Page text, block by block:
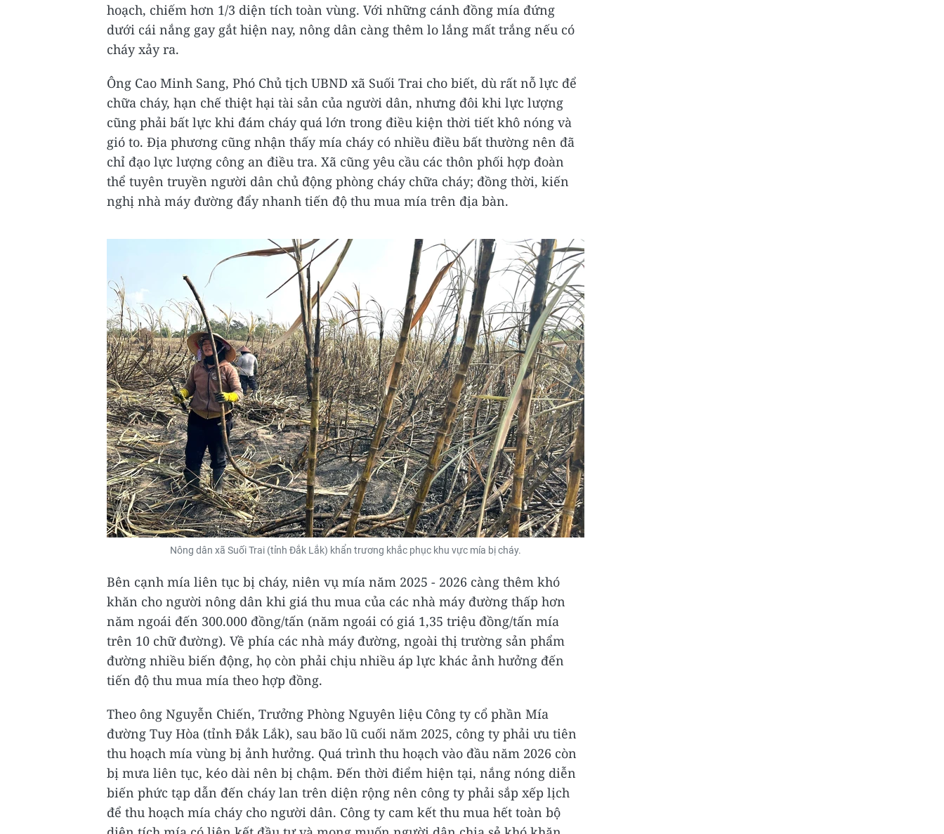
hoạch, chiếm hơn 1/3 diện tích toàn vùng. Với những cánh đồng mía đứng
dưới cái nắng gay gắt hiện nay, nông dân càng thêm lo lắng mất trắng nếu có
cháy xảy ra.
Ông Cao Minh Sang, Phó Chủ tịch UBND xã Suối Trai cho biết, dù rất nỗ lực để
chữa cháy, hạn chế thiệt hại tài sản của người dân, nhưng đôi khi lực lượng
cũng phải bất lực khi đám cháy quá lớn trong điều kiện thời tiết khô nóng và
gió to. Địa phương cũng nhận thấy mía cháy có nhiều điều bất thường nên đã
chỉ đạo lực lượng công an điều tra. Xã cũng yêu cầu các thôn phối hợp đoàn
thể tuyên truyền người dân chủ động phòng cháy chữa cháy; đồng thời, kiến
nghị nhà máy đường đẩy nhanh tiến độ thu mua mía trên địa bàn.
Nông dân xã Suối Trai (tỉnh Đắk Lắk) khẩn trương khắc phục khu vực mía bị cháy.
Bên cạnh mía liên tục bị cháy, niên vụ mía năm 2025 - 2026 càng thêm khó
khăn cho người nông dân khi giá thu mua của các nhà máy đường thấp hơn
năm ngoái đến 300.000 đồng/tấn (năm ngoái có giá 1,35 triệu đồng/tấn mía
trên 10 chữ đường). Về phía các nhà máy đường, ngoài thị trường sản phẩm
đường nhiều biến động, họ còn phải chịu nhiều áp lực khác ảnh hưởng đến
tiến độ thu mua mía theo hợp đồng.
Theo ông Nguyễn Chiến, Trưởng Phòng Nguyên liệu Công ty cổ phần Mía
đường Tuy Hòa (tỉnh Đắk Lắk), sau bão lũ cuối năm 2025, công ty phải ưu tiên
thu hoạch mía vùng bị ảnh hưởng. Quá trình thu hoạch vào đầu năm 2026 còn
bị mưa liên tục, kéo dài nên bị chậm. Đến thời điểm hiện tại, nắng nóng diễn
biến phức tạp dẫn đến cháy lan trên diện rộng nên công ty phải sắp xếp lịch
để thu hoạch mía cháy cho người dân. Công ty cam kết thu mua hết toàn bộ